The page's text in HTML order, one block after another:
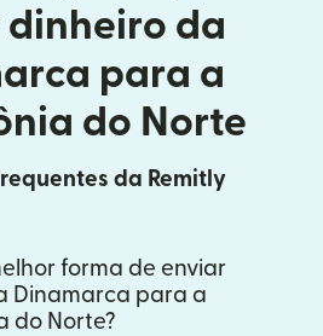
da
para a
do Norte
da Remitly
forma de enviar
Dinamarca para a
do Norte?